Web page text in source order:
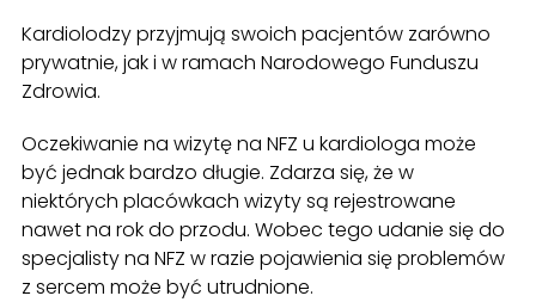
Kardiolodzy przyjmują swoich pacjentów zarówno
prywatnie, jak i w ramach Narodowego Funduszu
Zdrowia.
Oczekiwanie na wizytę na NFZ u kardiologa może
być jednak bardzo długie. Zdarza się, że w
niektórych placówkach wizyty są rejestrowane
nawet na rok do przodu. Wobec tego udanie się do
specjalisty na NFZ w razie pojawienia się problemów
z sercem może być utrudnione.